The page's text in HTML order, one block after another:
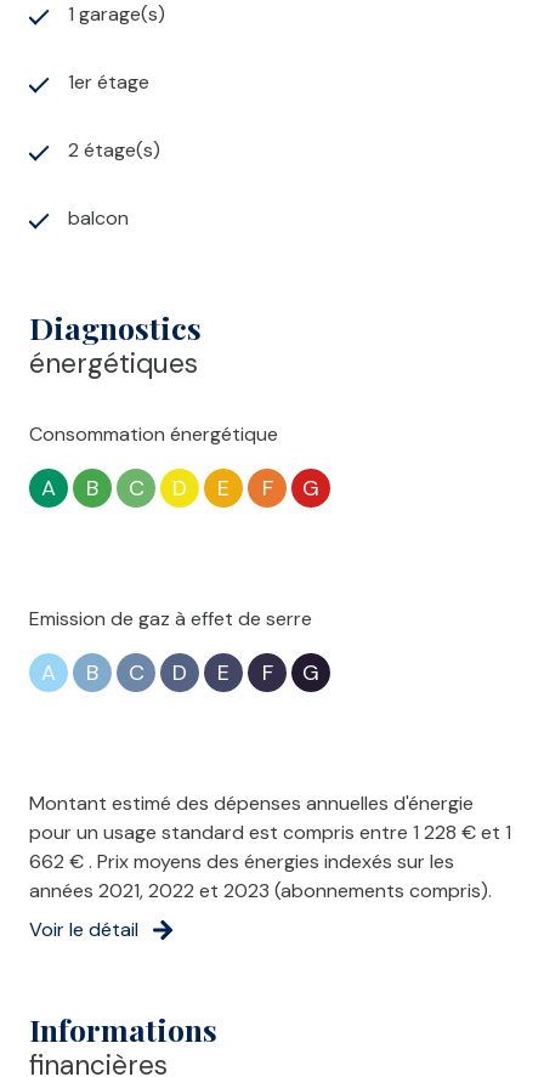
1 garage(s)
1er étage
2 étage(s)
balcon
Diagnostics
énergétiques
Consommation énergétique
A B C D E F G
Emission de gaz à effet de serre
A B C D E F G
Montant estimé des dépenses annuelles d'énergie
pour un usage standard est compris entre 1 228 € et 1
662 € . Prix moyens des énergies indexés sur les
années 2021, 2022 et 2023 (abonnements compris).
Voir le détail
Informations
financières